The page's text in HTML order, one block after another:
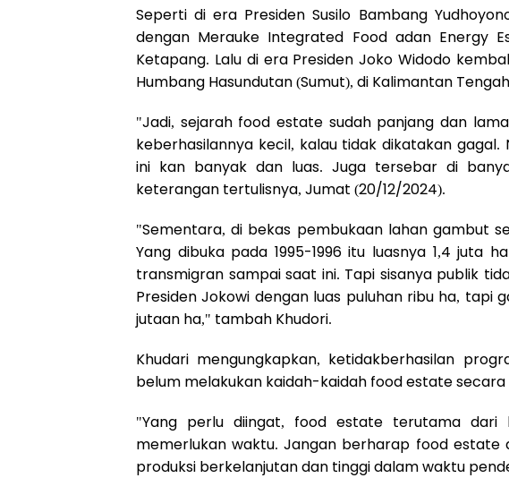
Seperti di era Presiden Susilo Bambang
dengan Merauke Integrated Food adan Energy
Ketapang. Lalu di era Presiden Joko Widodo
Humbang Hasundutan (Sumut), di Kalimantan
"Jadi, sejarah food estate sudah panjang dan
keberhasilannya kecil, kalau tidak dikatakan
ini kan banyak dan luas. Juga tersebar di
keterangan tertulisnya, Jumat (20/12/2024).
"Sementara, di bekas pembukaan lahan gambut
Yang dibuka pada 1995-1996 itu luasnya 1,4 juta
transmigran sampai saat ini. Tapi sisanya publik
Presiden Jokowi dengan luas puluhan ribu ha, tapi
jutaan ha," tambah Khudori.
Khudari mengungkapkan, ketidakberhasilan
belum melakukan kaidah-kaidah food estate secara
"Yang perlu diingat, food estate terutama dari
memerlukan waktu. Jangan berharap food estate
produksi berkelanjutan dan tinggi dalam waktu